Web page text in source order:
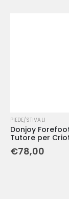
PIEDE/STIVALI
Donjoy
Tutore per
Compressiva
dell'Avampiede
€78,00